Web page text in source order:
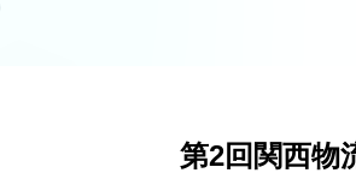
第2回関西物